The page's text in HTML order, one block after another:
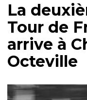
La
Tour de
arrive à
Octeville